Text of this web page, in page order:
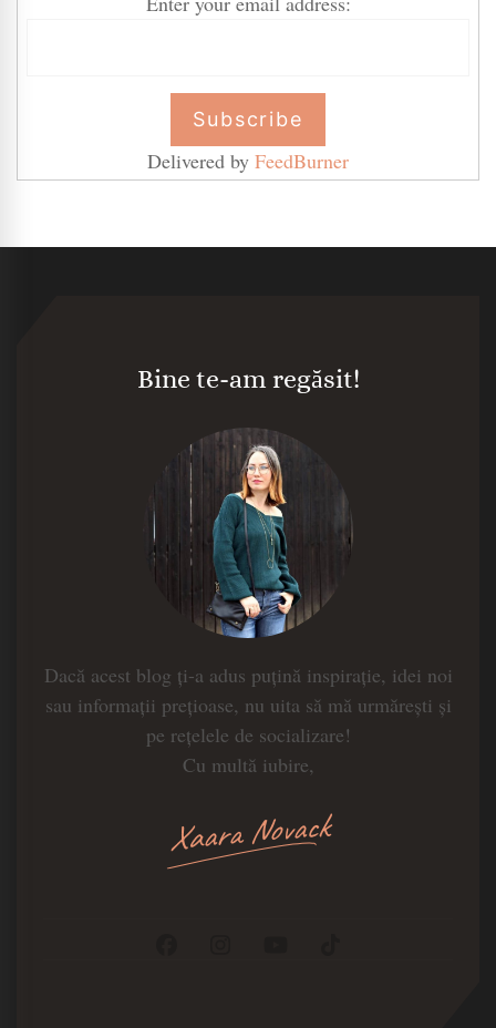
Delivered by FeedBurner
Bine te-am regăsit!
Dacă acest blog ți-a adus puțină inspirație, idei noi
sau informații prețioase, nu uita să mă urmărești și
pe rețelele de socializare!
Cu multă iubire,
Xaara Novack